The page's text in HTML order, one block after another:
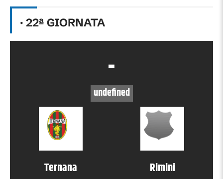
· 22ª GIORNATA
Ternana Rimini
-
undefined